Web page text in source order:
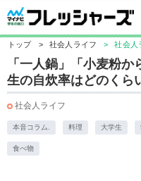
トップ > 社会人ライフ > 社会人
「一人鍋」「小麦
生の自炊率はどのくら
社会人ライフ
本音コラム. 料理 大学生
食べ物